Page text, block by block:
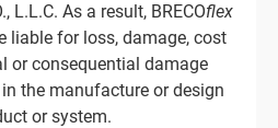
L.L.C. As a result, BRECOflex
liable for loss, damage, cost
or consequential damage
the manufacture or design
or system.